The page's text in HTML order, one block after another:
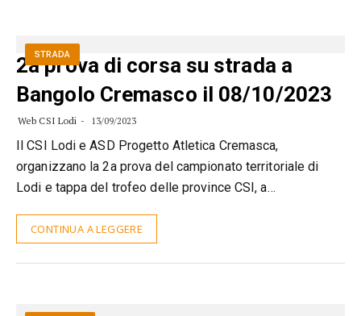
STRADA
2a prova di corsa su strada a
Bangolo Cremasco il 08/10/2023
Web CSI Lodi 13/09/2023
Il CSI Lodi e ASD Progetto Atletica Cremasca,
organizzano la 2a prova del campionato territoriale di
Lodi e tappa del trofeo delle province CSI, a…
CONTINUA A LEGGERE